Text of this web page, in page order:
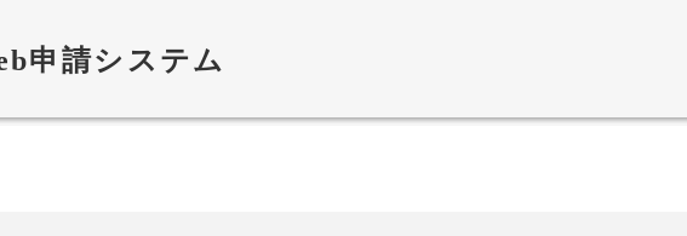
申請システム